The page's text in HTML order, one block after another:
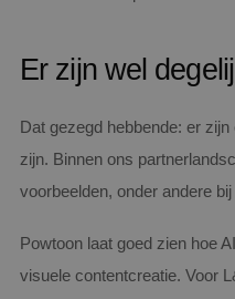
Er zijn wel
Dat gezegd hebbende: er
zijn. Binnen ons
voorbeelden, onder andere bij
Powtoon laat goed zien hoe
visuele contentcreatie. Voor